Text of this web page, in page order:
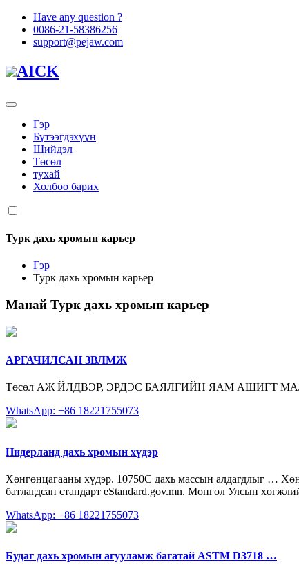
Have any question ?
0086-21-58386256
support@pejaw.com
AICK
Гэр
Бүтээгдэхүүн
Шийдэл
Төсөл
тухай
Холбоо барих
Турк дахь хромын карьер
Гэр
Турк дахь хромын карьер
Манай Турк дахь хромын карьер
АРГАЧИЛСАН ЗВЛМЖ
Төсөл АЖ ЙЛДВЭР, ЭРДЭС БАЯЛГИЙН ЯАМ АШИГТ
WhatsApp: +86 18221755073
Нидерланд дахь хромын хүдэр
Хөнгөнцагааны хүдэр. 10750С дахь массын алдагдлыг …
батлагдсан стандарт eStandard.gov.mn. Монгол Улсын
WhatsApp: +86 18221755073
Будаг дахь хромын агууламж багатай ASTM D3718 …